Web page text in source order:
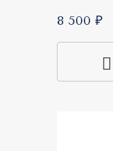
8 500 ₽